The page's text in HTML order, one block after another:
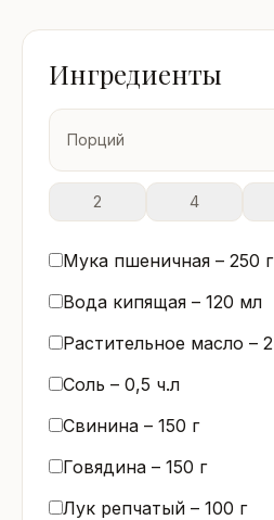
Ингредиенты
Порций
2 4
Мука пшеничная – 250 г
Вода кипящая – 120 мл
Растительное масло – 2
Соль – 0,5 ч.л
Свинина – 150 г
Говядина – 150 г
Лук репчатый – 100 г